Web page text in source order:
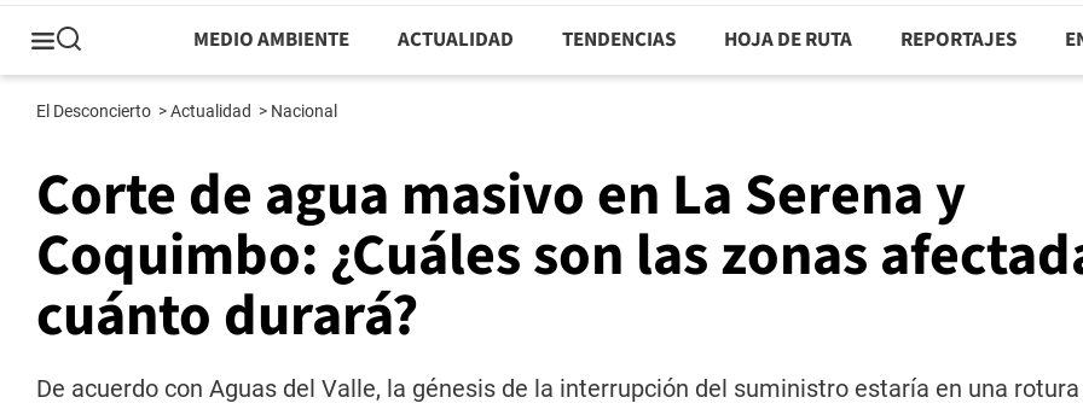
MEDIO AMBIENTE ACTUALIDAD TENDENCIAS HOJA DE RUTA REPORTAJES
El Desconcierto >Actualidad > Nacional
Corte de agua masivo en La Serena y
Coquimbo: ¿Cuáles son las zonas
cuánto durará?
De acuerdo con Aguas del Valle, la génesis de la interrupción del suministro estaría en una rotura